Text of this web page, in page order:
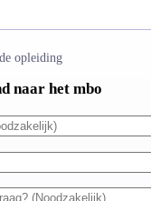
opleiding
naar het mbo